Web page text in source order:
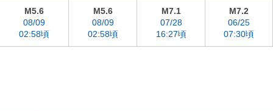
M5.6
08/09
02:58頃
M5.6
08/09
02:58頃
M7.1
07/28
16:27頃
M7.2
06/25
07:30頃